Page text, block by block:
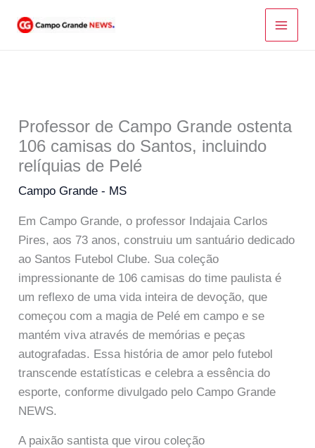
para
Professor de Campo Grande ostenta
106 camisas do Santos, incluindo
relíquias de Pelé
Campo Grande - MS
Em Campo Grande, o professor Indajaia Carlos
Pires, aos 73 anos, construiu um santuário dedicado
ao Santos Futebol Clube. Sua coleção
impressionante de 106 camisas do time paulista é
um reflexo de uma vida inteira de devoção, que
começou com a magia de Pelé em campo e se
mantém viva através de memórias e peças
autografadas. Essa história de amor pelo futebol
transcende estatísticas e celebra a essência do
esporte, conforme divulgado pelo Campo Grande
NEWS.
A paixão santista que virou coleção